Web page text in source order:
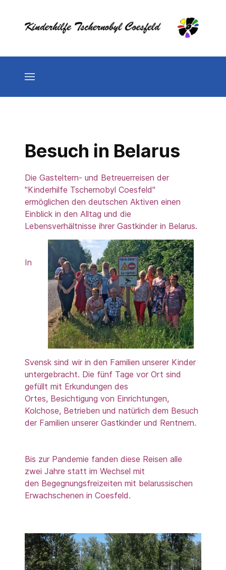
Besuch in Belarus
Die Gasteltern- und Betreuerreisen der
"Kinderhilfe Tschernobyl Coesfeld"
ermöglichen den deutschen Aktiven einen
Einblick in den Alltag und die
Lebensverhältnisse ihrer Gastkinder in Belarus.
In
Svensk sind wir in den Familien unserer Kinder
untergebracht. Die fünf Tage vor Ort sind
gefüllt mit Erkundungen des
Ortes, Besichtigung von Einrichtungen,
Kolchose, Betrieben und natürlich dem Besuch
der Familien unserer Gastkinder und Rentnern.
Bis zur Pandemie fanden diese Reisen alle
zwei Jahre statt im Wechsel mit
den Begegnungsfreizeiten mit belarussischen
Erwachschenen in Coesfeld.